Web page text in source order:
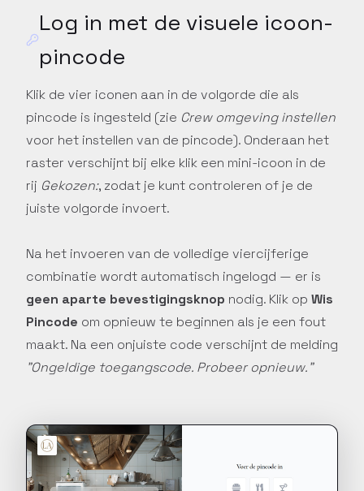
ZELFSTANDIG
Online basistraining
Doorloop stap voor stap de
basisfuncties van Constell
EMS via onze interactieve
online training.
Log in met de visuele icoon-
pincode
Klik de vier iconen aan in de volgorde die als
pincode is ingesteld (zie Crew omgeving instellen
voor het instellen van de pincode). Onderaan het
raster verschijnt bij elke klik een mini-icoon in de
rij Gekozen:, zodat je kunt controleren of je de
juiste volgorde invoert.
Na het invoeren van de volledige viercijferige
combinatie wordt automatisch ingelogd — er is
geen aparte bevestigingsknop nodig. Klik op Wis
Pincode om opnieuw te beginnen als je een fout
maakt. Na een onjuiste code verschijnt de melding
"Ongeldige toegangscode. Probeer opnieuw."